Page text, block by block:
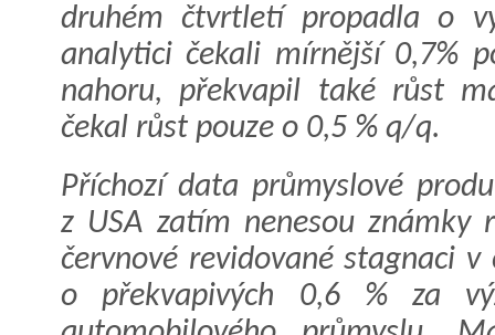
druhém čtvrtletí propadla o
analytici čekali mírnější 0,7%
nahoru, překvapil také růst
čekal růst pouze o 0,5 % q/q.
Příchozí data průmyslové
z USA zatím nenesou známky
červnové revidované stagnaci
o překvapivých 0,6 % za